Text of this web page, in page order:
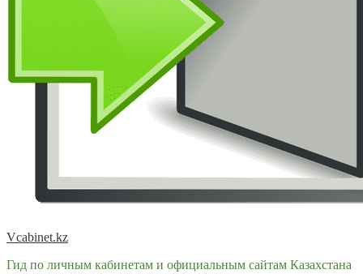
Vcabinet.kz
Гид по личным кабинетам и официальным сайтам Казахстана